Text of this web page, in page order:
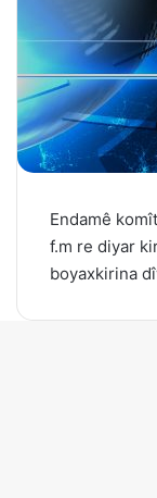
Endamê
f.m re diyar
boyaxkirina